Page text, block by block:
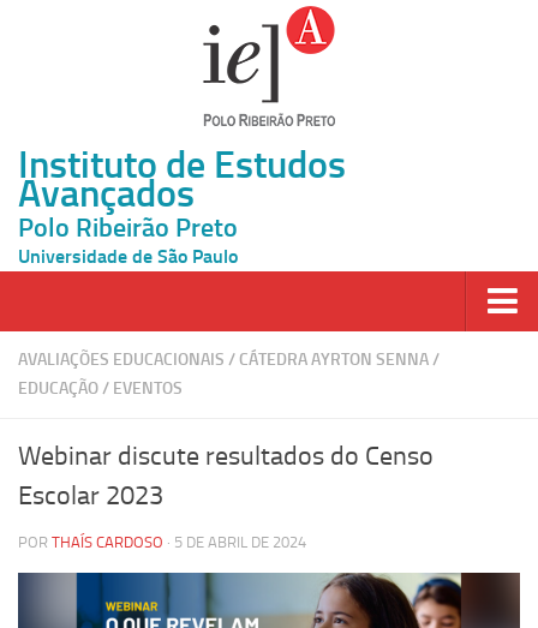
Instituto de Estudos
Avançados
Polo Ribeirão Preto
Universidade de São Paulo
Página Inicial
Ao vivo
Inscrição
Atividades
Cátedras
Pesquisa
Grupos de Estudo
AVALIAÇÕES EDUCACIONAIS / CÁTEDRA AYRTON SENNA/
EDUCAÇÃO/ EVENTOS
Webinar discute resultados do Censo
Escolar 2023
POR THAÍS CARDOSO · 5 DE ABRIL DE 2024